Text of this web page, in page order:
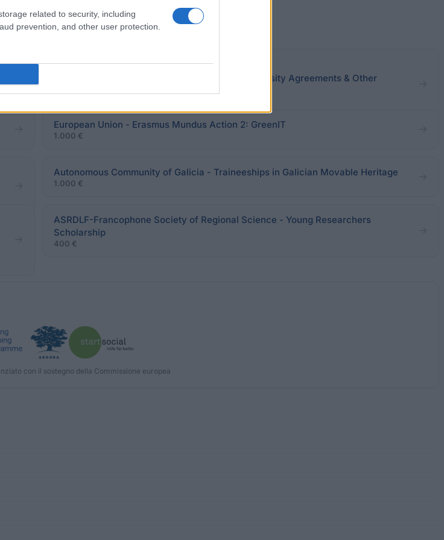
related to security, including
prevention, and other user protection.
Aristotle University of Thessaloniki - Inter- University Agreements & Other
Programs
European Union - Erasmus Mundus Action 2: GreenIT
1.000 €
Autonomous Community of Galicia - Traineeships in Galician Movable Heritage
1.000 €
ASRDLF-Francophone Society of Regional Science - Young Researchers
Scholarship
400 €
con il sostegno della Commissione europea